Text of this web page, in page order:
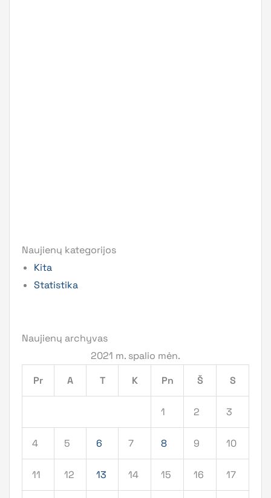
Naujienų kategorijos
Kita
Statistika
Naujienų archyvas
2021 m. spalio mėn.
Pr
A T K Pn Š S
1 2 3
4 5 6 7 8 9 10
11 12 13 14 15 16 17